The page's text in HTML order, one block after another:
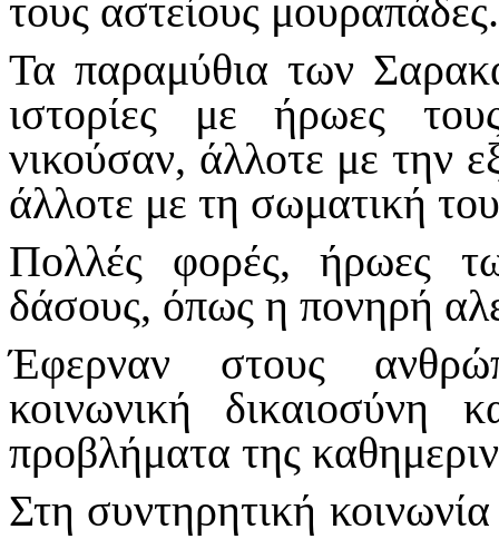
τους αστείους
Τα παραμύθια των
ιστορίες με ήρωες
νικούσαν, άλλοτε με την
άλλοτε με τη σωματική
Πολλές φορές, ήρωες
δάσους, όπως η πονηρή
Έφερναν στους
κοινωνική δικαιοσύνη
προβλήματα της
Στη συντηρητική